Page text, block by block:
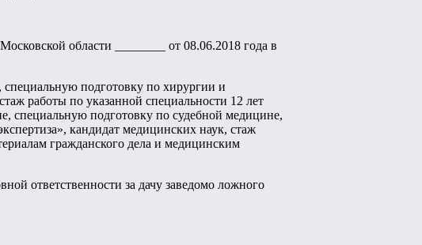
области ________ от 08.06.2018 года в
подготовку по хирургии и
работы по указанной специальности 12 лет
специальную подготовку по судебной медицине,
кандидат медицинских наук, стаж
гражданского дела и медицинским
ответственности за дачу заведомо ложного